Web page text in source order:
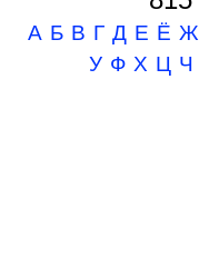
А Б В Г Д Е Ё Ж
У Ф Х Ц Ч